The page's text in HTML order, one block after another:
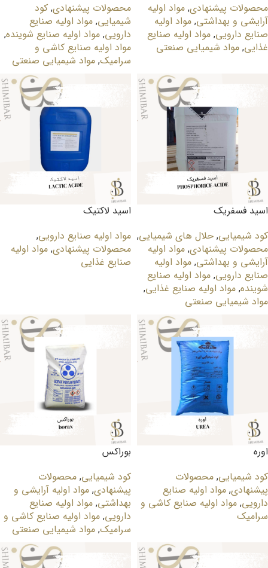
محصولات پیشنهادی, مواد اولیه
آرایشی و بهداشتی, مواد اولیه
صنایع دارویی, مواد اولیه صنایع
غذایی, مواد شیمیایی صنعتی
محصولات پیشنهادی, کود
شیمیایی, مواد اولیه صنایع
دارویی, مواد اولیه صنایع شوینده,
مواد اولیه صنایع کاشی و
سرامیک, مواد شیمیایی صنعتی
اسید فسفریک
کود شیمیایی, حلال های شیمیایی,
محصولات پیشنهادی, مواد اولیه
آرایشی و بهداشتی, مواد اولیه
صنایع دارویی, مواد اولیه صنایع
شوینده, مواد اولیه صنایع غذایی,
مواد شیمیایی صنعتی
اسید لاکتیک
مواد اولیه صنایع دارویی,
محصولات پیشنهادی, مواد اولیه
صنایع غذایی
اوره
کود شیمیایی, محصولات
پیشنهادی, مواد اولیه صنایع
دارویی, مواد اولیه صنایع کاشی و
سرامیک
بوراکس
کود شیمیایی, محصولات
پیشنهادی, مواد اولیه آرایشی و
بهداشتی, مواد اولیه صنایع
دارویی, مواد اولیه صنایع کاشی و
سرامیک, مواد شیمیایی صنعتی